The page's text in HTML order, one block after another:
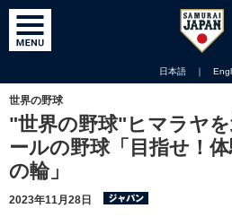
日本語 ｜
世界の野球
"世界の野球"ヒマラヤ
ールの野球「目指せ！
の輪」
2023年11月28日